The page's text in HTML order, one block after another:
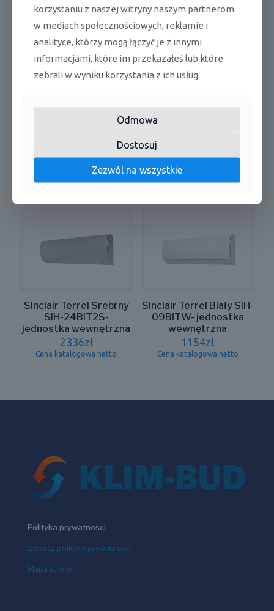
Podobne produkty
Sinclair Terrel Srebrny
SIH-13BITS- jednostka
18BIT2C- jednostka
Cena katalogowa netto
Sinclair Terrel Srebrny
SIH-24BIT2S-
jednostka wewnętrzna
2336zł
Cena katalogowa netto
Sinclair Terrel Biały SIH-
09BITW- jednostka
wewnętrzna
1154zł
Cena katalogowa netto
Polityka prywatności
Zobacz politykę prywatności
Mapa strony
korzystaniu z naszej witryny naszym partnerom
w mediach społecznościowych, reklamie i
analityce, którzy mogą łączyć je z innymi
informacjami, które im przekazałeś lub które
zebrali w wyniku korzystania z ich usług.
Odmowa
Dostosuj
Zezwól na wszystkie